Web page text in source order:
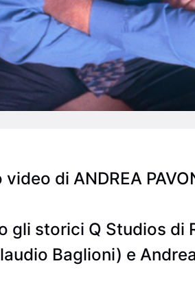
di ANDREA
gli storici Q Studios di
Baglioni) e